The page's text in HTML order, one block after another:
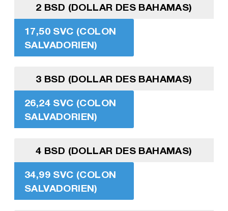
2 BSD (DOLLAR DES BAHAMAS)
17,50 SVC (COLON
SALVADORIEN)
3 BSD (DOLLAR DES BAHAMAS)
26,24 SVC (COLON
SALVADORIEN)
4 BSD (DOLLAR DES BAHAMAS)
34,99 SVC (COLON
SALVADORIEN)